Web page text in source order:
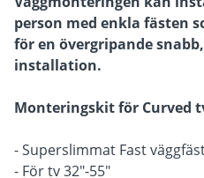
person med enkla fästen
för en övergripande
installation.
Monteringskit för Curved
- Superslimmat Fast
- För tv 32"-55"